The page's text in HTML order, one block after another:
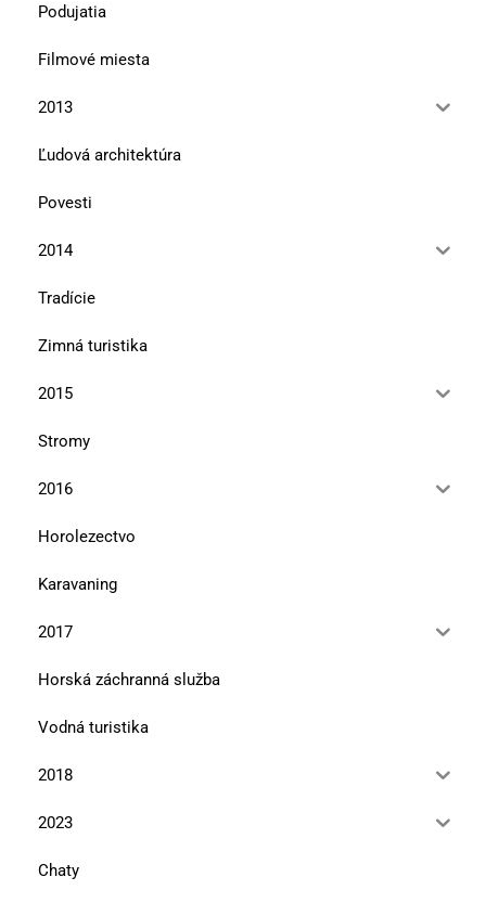
Podujatia
Filmové miesta
2013
Ľudová architektúra
Povesti
2014
Tradície
Zimná turistika
2015
Stromy
2016
Horolezectvo
Karavaning
2017
Horská záchranná služba
Vodná turistika
2018
2023
Chaty